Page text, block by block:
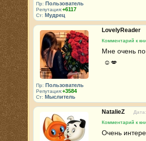
Пр: Пользователь
Репутация:+6117
Ст: Мудрец
Пр: Пользователь
Репутация:+3584
Ст: Мыслитель
LovelyReader
Комментарий к
Мне очень
☺️💋
NatalieZ
Комментарий к
Очень